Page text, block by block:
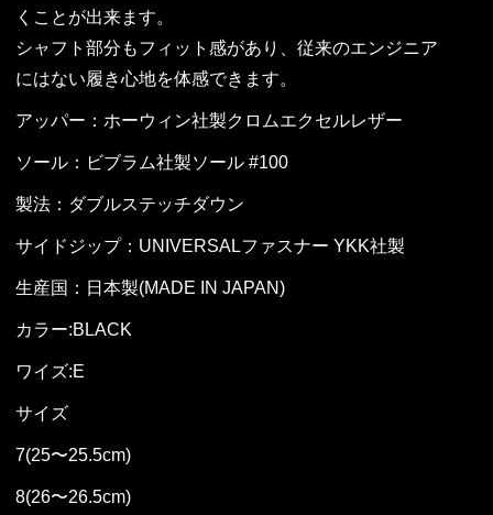
くことが出来ます。
シャフト部分もフィット感があり、従来のエンジニア
にはない履き心地を体感できます。
アッパー：ホーウィン社製クロムエクセルレザー
ソール：ビブラム社製ソール #100
製法：ダブルステッチダウン
サイドジップ：UNIVERSALファスナー YKK社製
生産国：日本製(MADE IN JAPAN)
カラー:BLACK
ワイズ:E
サイズ
7(25〜25.5cm)
8(26〜26.5cm)